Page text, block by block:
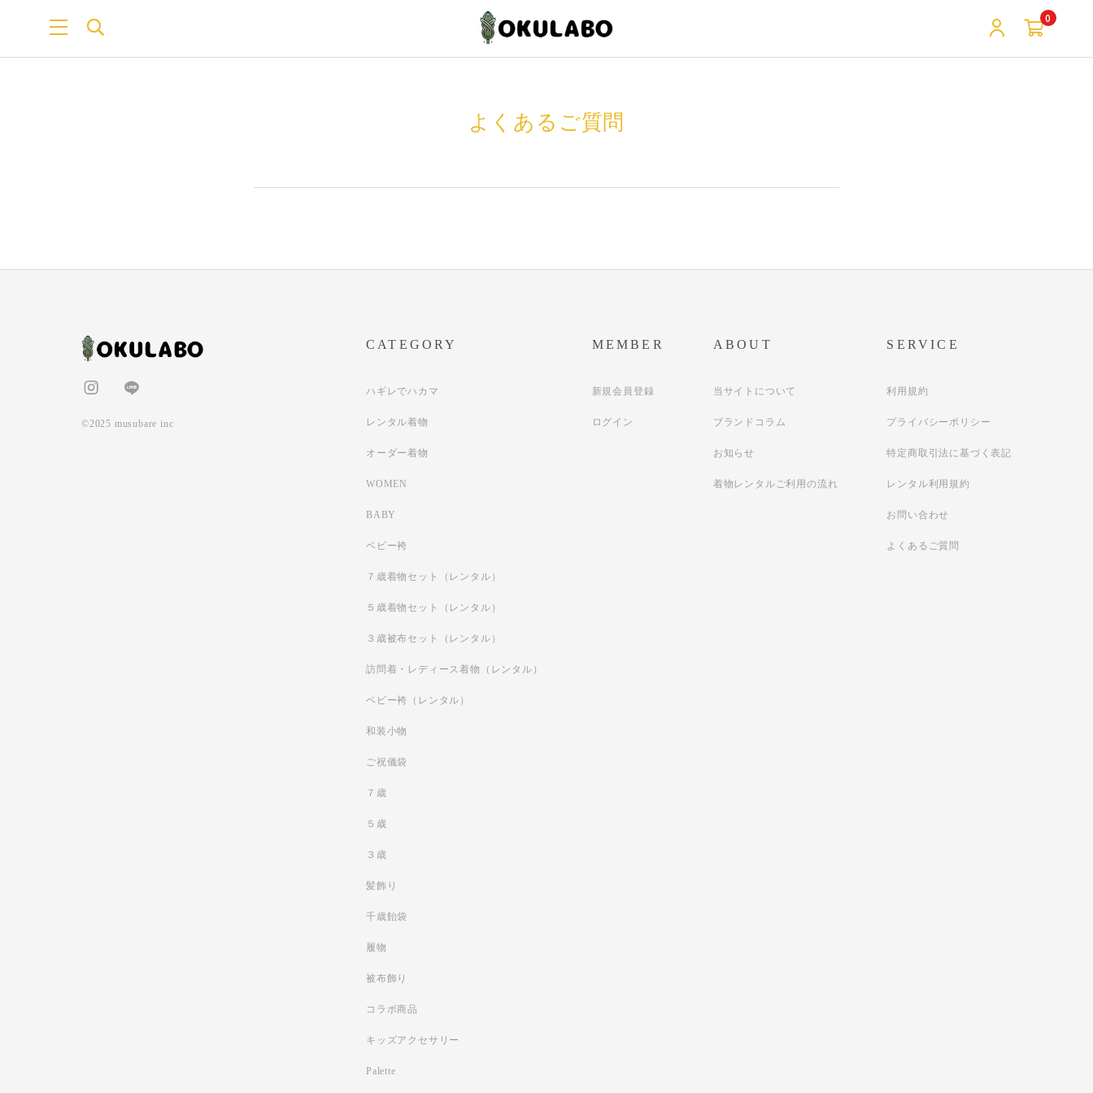
0
よくあるご質問
©2025 musubare inc
CATEGORY
ハギレでハカマ
レンタル着物
オーダー着物
WOMEN
BABY
ベビー袴
７歳着物セット（レンタル）
５歳着物セット（レンタル）
３歳被布セット（レンタル）
訪問着・レディース着物（レンタル）
ベビー袴（レンタル）
和装小物
ご祝儀袋
７歳
５歳
３歳
髪飾り
千歳飴袋
履物
被布飾り
コラボ商品
キッズアクセサリー
Palette
MEMBER
新規会員登録
ログイン
ABOUT
当サイトについて
ブランドコラム
お知らせ
着物レンタルご利用の流れ
SERVICE
利用規約
プライバシーポリシー
特定商取引法に基づく表記
レンタル利用規約
お問い合わせ
よくあるご質問